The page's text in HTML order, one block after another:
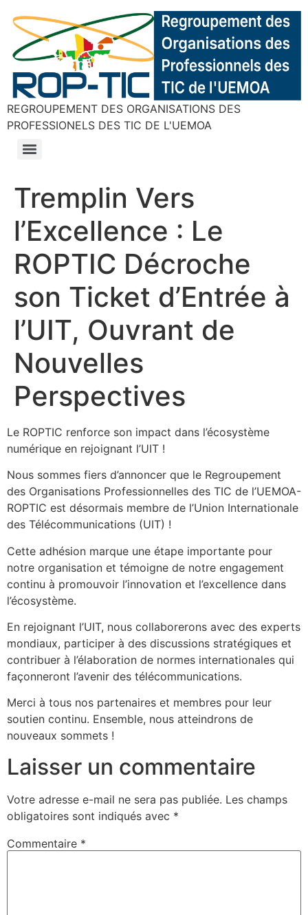
REGROUPEMENT DES ORGANISATIONS DES
PROFESSIONELS DES TIC DE L'UEMOA
Tremplin Vers
l’Excellence : Le
ROPTIC Décroche
son Ticket d’Entrée à
l’UIT, Ouvrant de
Nouvelles
Perspectives
Le ROPTIC renforce son impact dans l’écosystème
numérique en rejoignant l’UIT !
Nous sommes fiers d’annoncer que le Regroupement
des Organisations Professionnelles des TIC de l’UEMOA-
ROPTIC est désormais membre de l’Union Internationale
des Télécommunications (UIT) !
Cette adhésion marque une étape importante pour
notre organisation et témoigne de notre engagement
continu à promouvoir l’innovation et l’excellence dans
l’écosystème.
En rejoignant l’UIT, nous collaborerons avec des experts
mondiaux, participer à des discussions stratégiques et
contribuer à l’élaboration de normes internationales qui
façonneront l’avenir des télécommunications.
Merci à tous nos partenaires et membres pour leur
soutien continu. Ensemble, nous atteindrons de
nouveaux sommets !
Laisser un commentaire
Votre adresse e-mail ne sera pas publiée. Les champs
obligatoires sont indiqués avec *
Commentaire *